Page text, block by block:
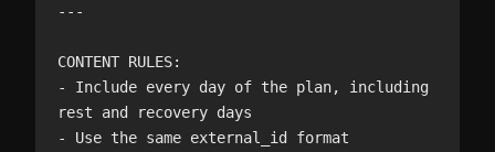
---
CONTENT RULES:
- Include every day of the plan, including
rest and recovery days
- Use the same external_id format